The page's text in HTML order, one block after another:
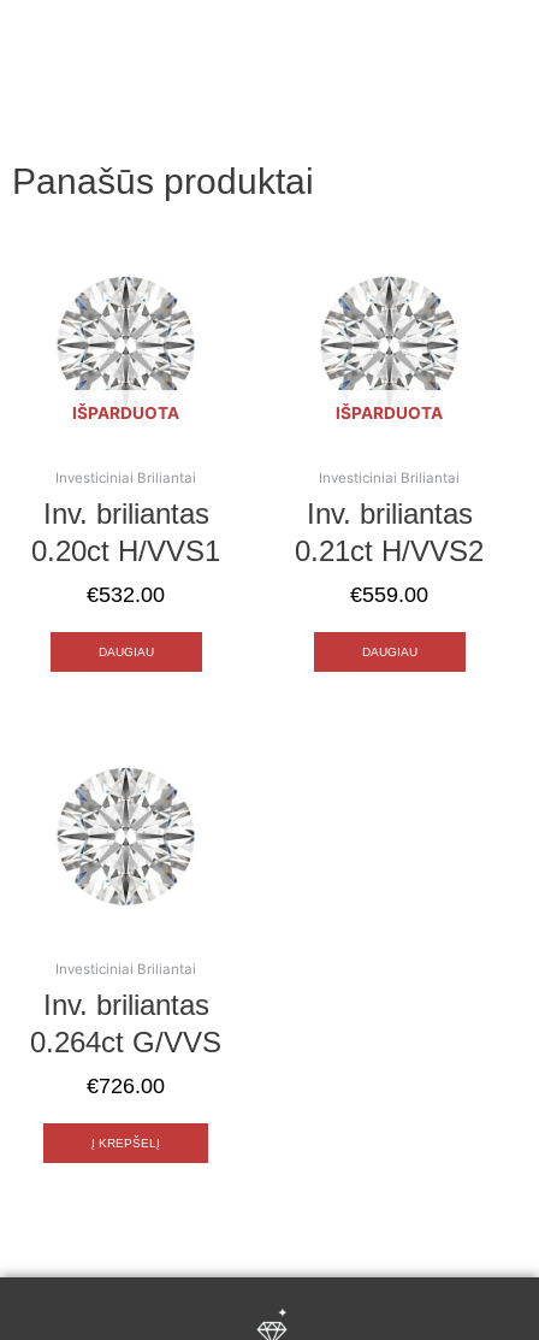
Panašūs produktai
IŠPARDUOTA
Investiciniai Briliantai
Inv. briliantas
0.20ct H/VVS1
€532.00
DAUGIAU
IŠPARDUOTA
Investiciniai Briliantai
Inv. briliantas
0.21ct H/VVS2
€559.00
DAUGIAU
Investiciniai Briliantai
Inv. briliantas
0.264ct G/VVS
€726.00
Į KREPŠELĮ